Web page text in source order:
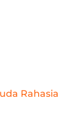
Rahasia